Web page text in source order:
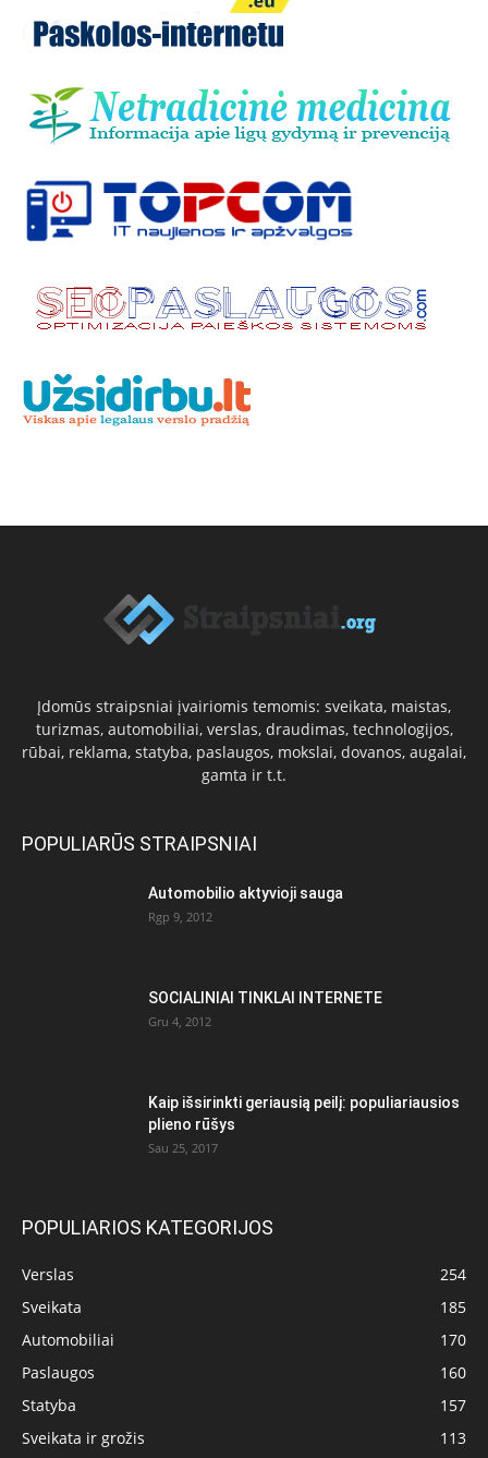
Įdomūs straipsniai įvairiomis temomis: sveikata, maistas,
turizmas, automobiliai, verslas, draudimas, technologijos,
rūbai, reklama, statyba, paslaugos, mokslai, dovanos, augalai,
gamta ir t.t.
POPULIARŪS STRAIPSNIAI
Automobilio aktyvioji sauga
Rgp 9, 2012
SOCIALINIAI TINKLAI INTERNETE
Gru 4, 2012
Kaip išsirinkti geriausią peilį: populiariausios
plieno rūšys
Sau 25, 2017
POPULIARIOS KATEGORIJOS
Verslas
254
Sveikata
185
Automobiliai
170
Paslaugos
160
Statyba
157
Sveikata ir grožis
113